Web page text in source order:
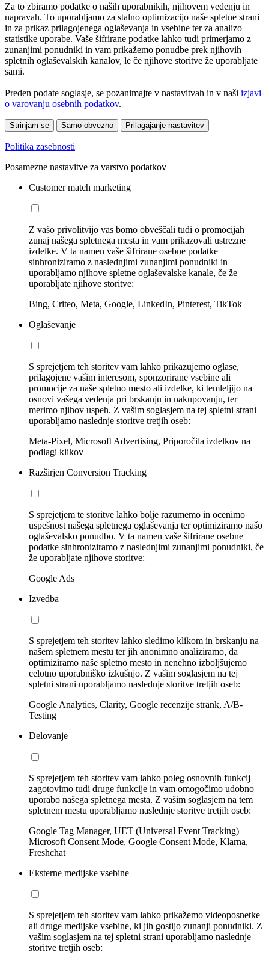
Za to zbiramo podatke o naših uporabnikih, njihovem vedenju in
napravah. To uporabljamo za stalno optimizacijo naše spletne strani
in za prikaz prilagojenega oglaševanja in vsebine ter za analizo
statistike uporabe. Vaše šifrirane podatke lahko tudi primerjamo z
zunanjimi ponudniki in vam prikažemo ponudbe prek njihovih
spletnih oglaševalskih kanalov, le če njihove storitve že uporabljate
sami.
Preden podate soglasje, se pozanimajte v nastavitvah in v naši izjavi
o varovanju osebnih podatkov.
Strinjam se Samo obvezno Prilagajanje nastavitev
Politika zasebnosti
Posamezne nastavitve za varstvo podatkov
Customer match marketing
Z vašo privolitvijo vas bomo obveščali tudi o promocijah
zunaj našega spletnega mesta in vam prikazovali ustrezne
izdelke. V ta namen vaše šifrirane osebne podatke
sinhroniziramo z naslednjimi zunanjimi ponudniki in
uporabljamo njihove spletne oglaševalske kanale, če že
uporabljate njihove storitve:
Bing, Criteo, Meta, Google, LinkedIn, Pinterest, TikTok
Oglaševanje
S sprejetjem teh storitev vam lahko prikazujemo oglase,
prilagojene vašim interesom, sponzorirane vsebine ali
promocije za naše spletno mesto ali izdelke, ki temleljijo na
osnovi vašega vedenja pri brskanju in nakupovanju, ter
merimo njihov uspeh. Z vašim soglasjem na tej spletni strani
uporabljamo naslednje storitve tretjih oseb:
Meta-Pixel, Microsoft Advertising, Priporočila izdelkov na
podlagi klikov
Razširjen Conversion Tracking
S sprejetjem te storitve lahko bolje razumemo in ocenimo
uspešnost našega spletnega oglaševanja ter optimiziramo našo
oglaševalsko ponudbo. V ta namen vaše šifrirane osebne
podatke sinhroniziramo z naslednjimi zunanjimi ponudniki, če
že uporabljate njihove storitve:
Google Ads
Izvedba
S sprejetjem teh storitev lahko sledimo klikom in brskanju na
našem spletnem mestu ter jih anonimno analiziramo, da
optimiziramo naše spletno mesto in nenehno izboljšujemo
celotno uporabniško izkušnjo. Z vašim soglasjem na tej
spletni strani uporabljamo naslednje storitve tretjih oseb:
Google Analytics, Clarity, Google recenzije strank, A/B-
Testing
Delovanje
S sprejetjem teh storitev vam lahko poleg osnovnih funkcij
zagotovimo tudi druge funkcije in vam omogočimo udobno
uporabo našega spletnega mesta. Z vašim soglasjem na tem
spletnem mestu uporabljamo naslednje storitve tretjih oseb:
Google Tag Manager, UET (Universal Event Tracking)
Microsoft Consent Mode, Google Consent Mode, Klarna,
Freshchat
Eksterne medijske vsebine
S sprejetjem teh storitev vam lahko prikažemo videoposnetke
ali druge medijske vsebine, ki jih gostijo zunanji ponudniki. Z
vašim soglasjem na tej spletni strani uporabljamo naslednje
storitve tretjih oseb: